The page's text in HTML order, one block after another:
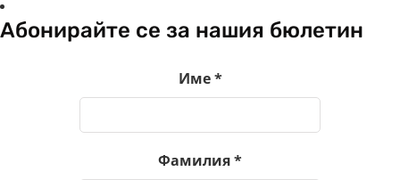
Абонирайте се за нашия бюлетин
Име*
Фамилия*